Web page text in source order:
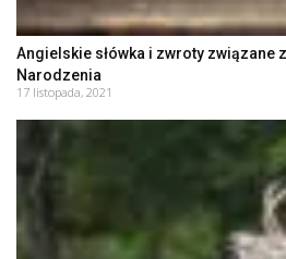
Angielskie słówka i zwroty związane
Narodzenia
17 listopada, 2021